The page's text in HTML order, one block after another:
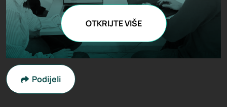
OTKRIJTE VIŠE
Podijeli